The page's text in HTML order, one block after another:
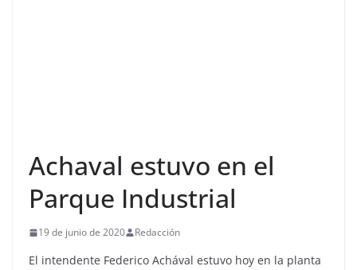
Achaval estuvo en el
Parque Industrial
19 de junio de 2020 Redacción
El intendente Federico Achával estuvo hoy en la planta